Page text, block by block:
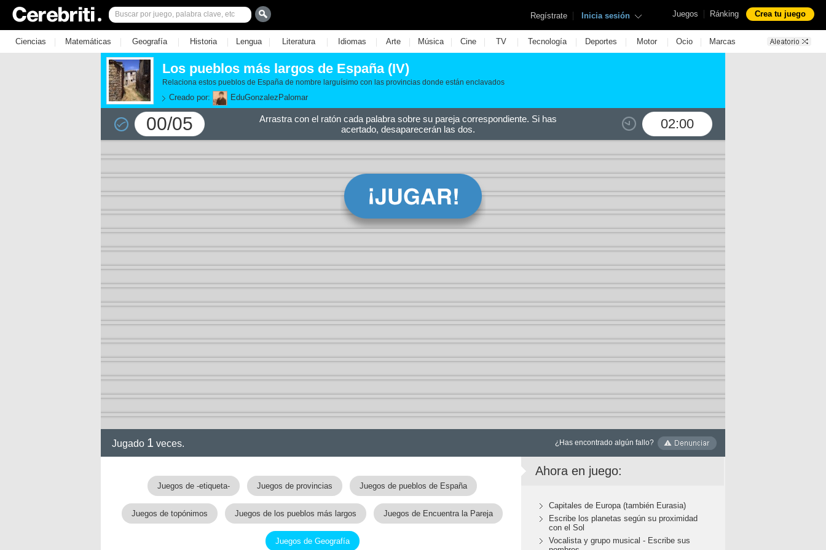
Juegos | Ránking Crea tu juego
Regístrate | Inicia sesión
Ciencias | Matemáticas | Geografía | Historia | Lengua | Literatura | Idiomas | Arte | Música | Cine | TV | Tecnología | Deportes | Motor | Ocio | Marcas
Los pueblos más largos de España (IV)
Relaciona estos pueblos de España de nombre larguísimo con las provincias donde están enclavados
Creado por: EduGonzalezPalomar
00/05 02:00
Arrastra con el ratón cada palabra sobre su pareja correspondiente. Si has
acertado, desaparecerán las dos.
Jugado 1 veces. ¿Has encontrado algún fallo?
Juegos de -etiqueta- Juegos de provincias Juegos de pueblos de España
Juegos de topónimos Juegos de los pueblos más largos Juegos de Encuentra la Pareja
Juegos de Geografía
Ahora en juego:
Capitales de Europa (también Eurasia)
Escribe los planetas según su proximidad
con el Sol
Vocalista y grupo musical - Escribe sus